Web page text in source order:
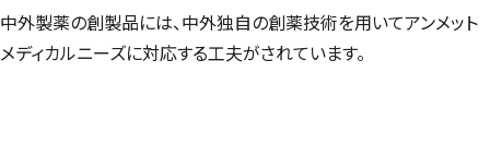
中外製薬の創製品には、中外独自の創薬技術を用いてアンメット
メディカルニーズに対応する工夫がされています。